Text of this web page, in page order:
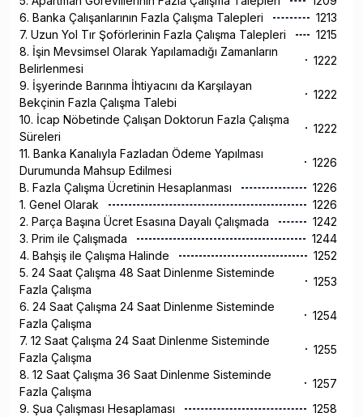
6. Banka Çalışanlarının Fazla Çalışma Talepleri
1213
7. Uzun Yol Tır Şoförlerinin Fazla Çalışma Talepleri
1215
8. İşin Mevsimsel Olarak Yapılamadığı Zamanların
Belirlenmesi
1222
9. İşyerinde Barınma İhtiyacını da Karşılayan
Bekçinin Fazla Çalışma Talebi
1222
10. İcap Nöbetinde Çalışan Doktorun Fazla Çalışma
Süreleri
1222
11. Banka Kanalıyla Fazladan Ödeme Yapılması
Durumunda Mahsup Edilmesi
1226
B. Fazla Çalışma Ücretinin Hesaplanması
1226
1. Genel Olarak
1226
2. Parça Başına Ücret Esasına Dayalı Çalışmada
1242
3. Prim ile Çalışmada
1244
4. Bahşiş ile Çalışma Halinde
1252
5. 24 Saat Çalışma 48 Saat Dinlenme Sisteminde
Fazla Çalışma
1253
6. 24 Saat Çalışma 24 Saat Dinlenme Sisteminde
Fazla Çalışma
1254
7. 12 Saat Çalışma 24 Saat Dinlenme Sisteminde
Fazla Çalışma
1255
8. 12 Saat Çalışma 36 Saat Dinlenme Sisteminde
Fazla Çalışma
1257
9. Şua Çalışması Hesaplaması
1258